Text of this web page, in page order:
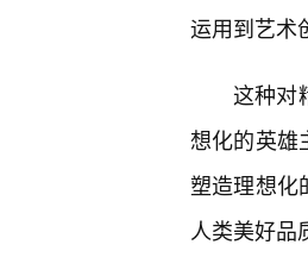
运用到艺术
这种对
想化的英雄
塑造理想化
人类美好品